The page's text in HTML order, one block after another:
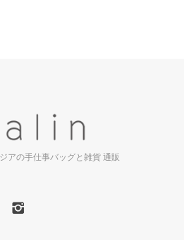
アの手仕事バッグと雑貨 通販